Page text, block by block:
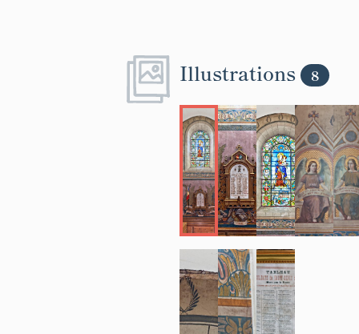
Illustrations 8